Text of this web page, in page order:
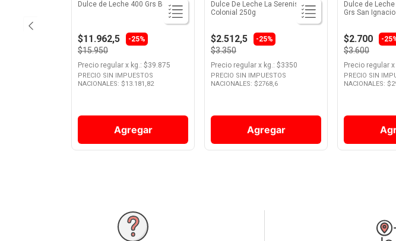
Dulce de Leche 400 Grs Beepure
$11.962,5 -25%
$15.950
Precio regular x kg.: $39.875
PRECIO SIN IMPUESTOS
NACIONALES: $13.181,82
Agregar
Dulce De Leche La Serenisima
Colonial 250g
$2.512,5 -25%
$3.350
Precio regular x kg.: $3350
PRECIO SIN IMPUESTOS
NACIONALES: $2768,6
Agregar
Dulce de
Grs San Ignacio
$2.700 -
$3.600
Precio regular x
PRECIO SIN
NACIONALES: $